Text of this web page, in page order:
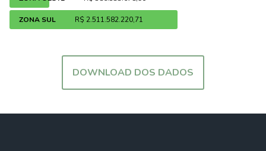
ZONA SUL R$ 2.511.582.220,71
DOWNLOAD DOS DADOS